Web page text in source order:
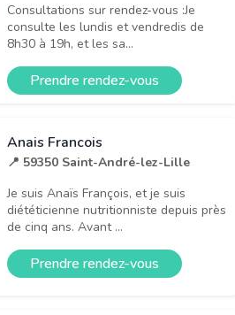
Consultations sur rendez-vous :Je
consulte les lundis et vendredis de
8h30 à 19h, et les sa...
Prendre rendez-vous
Anais Francois
📍 59350 Saint-André-lez-Lille
Je suis Anaïs François, et je suis
diététicienne nutritionniste depuis près
de cinq ans. Avant ...
Prendre rendez-vous